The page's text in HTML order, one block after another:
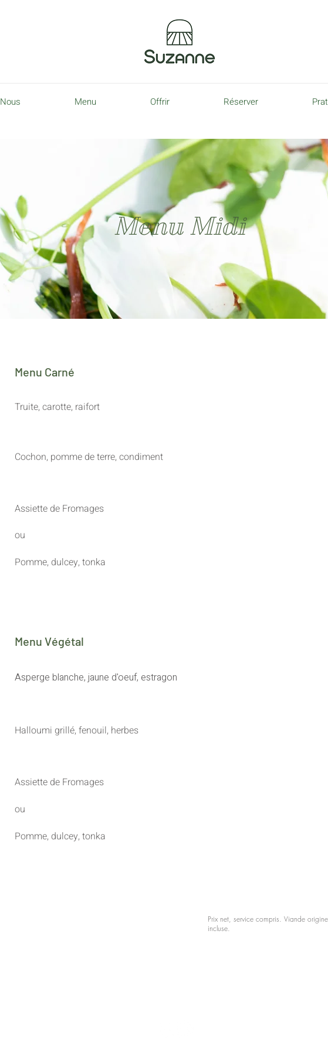
Nous Menu Offrir Réserver
Menu Midi
Menu Carné
Truite, carotte, raifort
Cochon, pomme de terre, condiment
Assiette de Fromages
ou
Pomme, dulcey, tonka
Menu Végétal
Asperge blanche, jaune d'oeuf, estragon
Halloumi grillé, fenouil, herbes
Assiette de Fromages
ou
Pomme, dulcey, tonka
Prix net, service compris. Viande
incluse.